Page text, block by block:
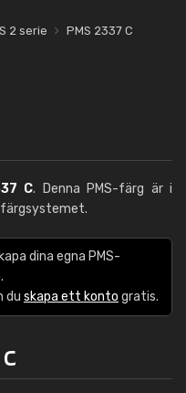
2 serie PMS 2337 C
C. Denna PMS-färg är i
dina egna PMS-
du skapa ett konto gratis.